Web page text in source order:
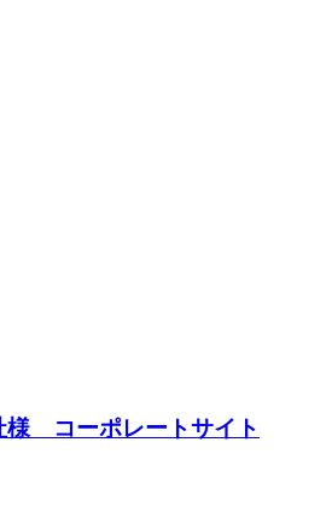
様 コーポレートサイト